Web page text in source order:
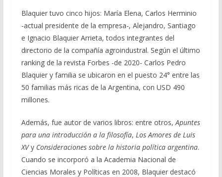
Blaquier tuvo cinco hijos: María Elena, Carlos Herminio
-actual presidente de la empresa-, Alejandro, Santiago
e Ignacio Blaquier Arrieta, todos integrantes del
directorio de la compañía agroindustral. Según el último
ranking de la revista Forbes -de 2020- Carlos Pedro
Blaquier y familia se ubicaron en el puesto 24° entre las
50 familias más ricas de la Argentina, con USD 490
millones.
Además, fue autor de varios libros: entre otros,Apuntes
para una introducción a la filosofía, Los Amores de Luis
XVy Consideraciones sobre la historia política argentina.
Cuando se incorporó a la Academia Nacional de
Ciencias Morales y Políticas en 2008, Blaquier destacó